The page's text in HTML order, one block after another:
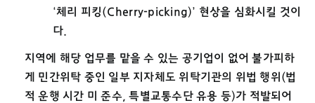
‘체리 피킹(Cherry-picking)’ 현상을 심화시킬 것이
다.
지역에 해당 업무를 맡을 수 있는 공기업이 없어 불가피하
게 민간위탁 중인 일부 지자체도 위탁기관의 위법 행위(법
적 운행 시간 미 준수, 특별교통수단 유용 등)가 적발되어